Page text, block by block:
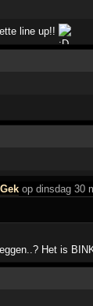
line up!!
op dinsdag 30
Het is